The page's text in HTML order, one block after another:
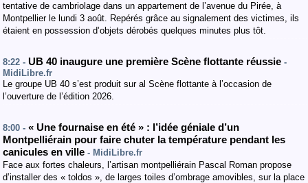
tentative de cambriolage dans un appartement de l’avenue du Pirée, à
Montpellier le lundi 3 août. Repérés grâce au signalement des victimes, ils
étaient en possession d’objets dérobés quelques minutes plus tôt.
8:22 - UB 40 inaugure une première Scène flottante réussie -
MidiLibre.fr
Le groupe UB 40 s’est produit sur al Scène flottante à l’occasion de
l’ouverture de l’édition 2026.
8:00 - « Une fournaise en été » : l’idée géniale d’un
Montpelliérain pour faire chuter la température pendant les
canicules en ville - MidiLibre.fr
Face aux fortes chaleurs, l’artisan montpelliérain Pascal Roman propose
d’installer des « toldos », de larges toiles d’ombrage amovibles, sur la place